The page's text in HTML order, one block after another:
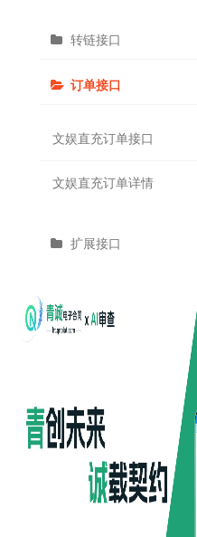
转链接口
文娱直充H5转链
订单接口
文娱直充订单接口
文娱直充订单详情
扩展接口
获取文娱平台充值项
文娱直充余额查询
文娱直充小程序内支付